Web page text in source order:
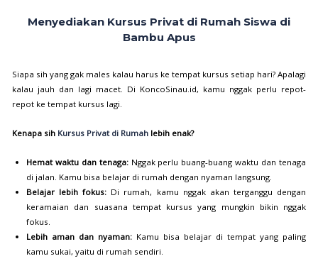
Menyediakan Kursus Privat di Rumah Siswa di
Bambu Apus
Siapa sih yang gak males kalau harus ke tempat kursus setiap hari? Apalagi
kalau jauh dan lagi macet. Di KoncoSinau.id, kamu nggak perlu repot-
repot ke tempat kursus lagi.
Kenapa sih Kursus Privat di Rumah lebih enak?
Hemat waktu dan tenaga:Nggak perlu buang-buang waktu dan tenaga
di jalan. Kamu bisa belajar di rumah dengan nyaman langsung.
Belajar lebih fokus: Di rumah, kamu nggak akan terganggu dengan
keramaian dan suasana tempat kursus yang mungkin bikin nggak
fokus.
Lebih aman dan nyaman: Kamu bisa belajar di tempat yang paling
kamu sukai, yaitu di rumah sendiri.